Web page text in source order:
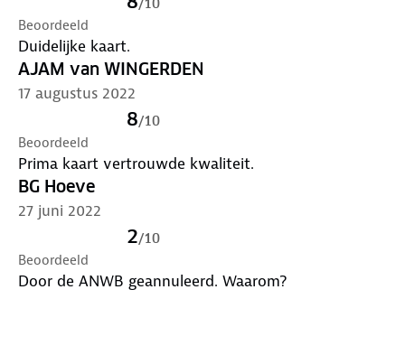
/10
Beoordeeld
Duidelijke kaart.
AJAM van WINGERDEN
17 augustus 2022
8/10
Beoordeeld
Prima kaart vertrouwde kwaliteit.
BG Hoeve
27 juni 2022
2/10
Beoordeeld
Door de ANWB geannuleerd. Waarom?